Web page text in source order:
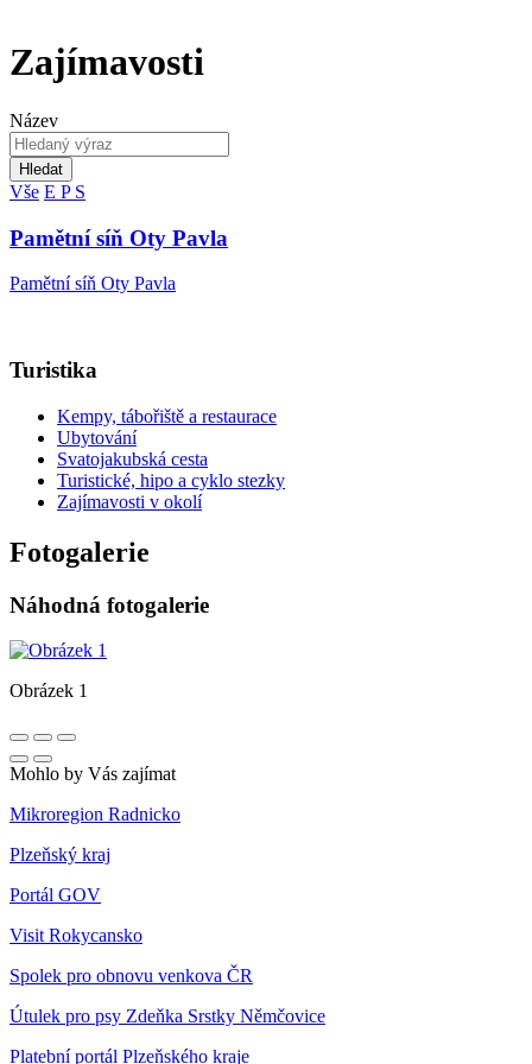
Zajímavosti
Název
Hledat
Vše E P S
Pamětní síň Oty Pavla
Pamětní síň Oty Pavla
Turistika
Kempy, tábořiště a restaurace
Ubytování
Svatojakubská cesta
Turistické, hipo a cyklo stezky
Zajímavosti v okolí
Fotogalerie
Náhodná fotogalerie
Obrázek 1
Mohlo by Vás zajímat
Mikroregion Radnicko
Plzeňský kraj
Portál GOV
Visit Rokycansko
Spolek pro obnovu venkova ČR
Útulek pro psy Zdeňka Srstky Němčovice
Platební portál Plzeňského kraje